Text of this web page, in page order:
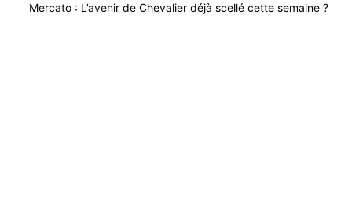
Mercato : L’avenir de Chevalier déjà scellé cette semaine ?